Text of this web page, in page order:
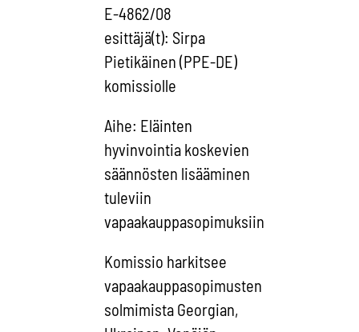
E-4862/08
esittäjä(t): Sirpa
Pietikäinen (PPE-DE)
komissiolle
Aihe: Eläinten
hyvinvointia koskevien
säännösten lisääminen
tuleviin
vapaakauppasopimuksiin
Komissio harkitsee
vapaakauppasopimusten
solmimista Georgian,